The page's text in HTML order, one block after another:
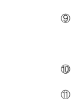
⑨
⑩
⑪